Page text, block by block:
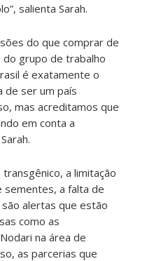
salienta Sarah.
do que comprar de
grupo de trabalho
é exatamente o
de ser um país
mas acreditamos que
em conta a
a limitação
a falta de
alertas que estão
como as
na área de
as parcerias que